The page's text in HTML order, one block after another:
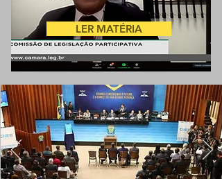
LER MATÉRIA